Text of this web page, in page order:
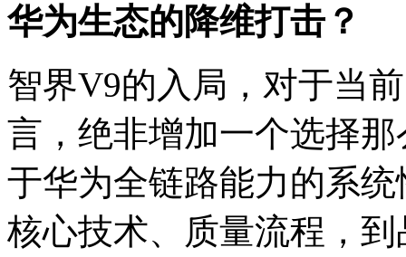
华为生态的降维打击？
智界V9的入局，对于当
言，绝非增加一个选择
于华为全链路能力的系
核心技术、质量流程，